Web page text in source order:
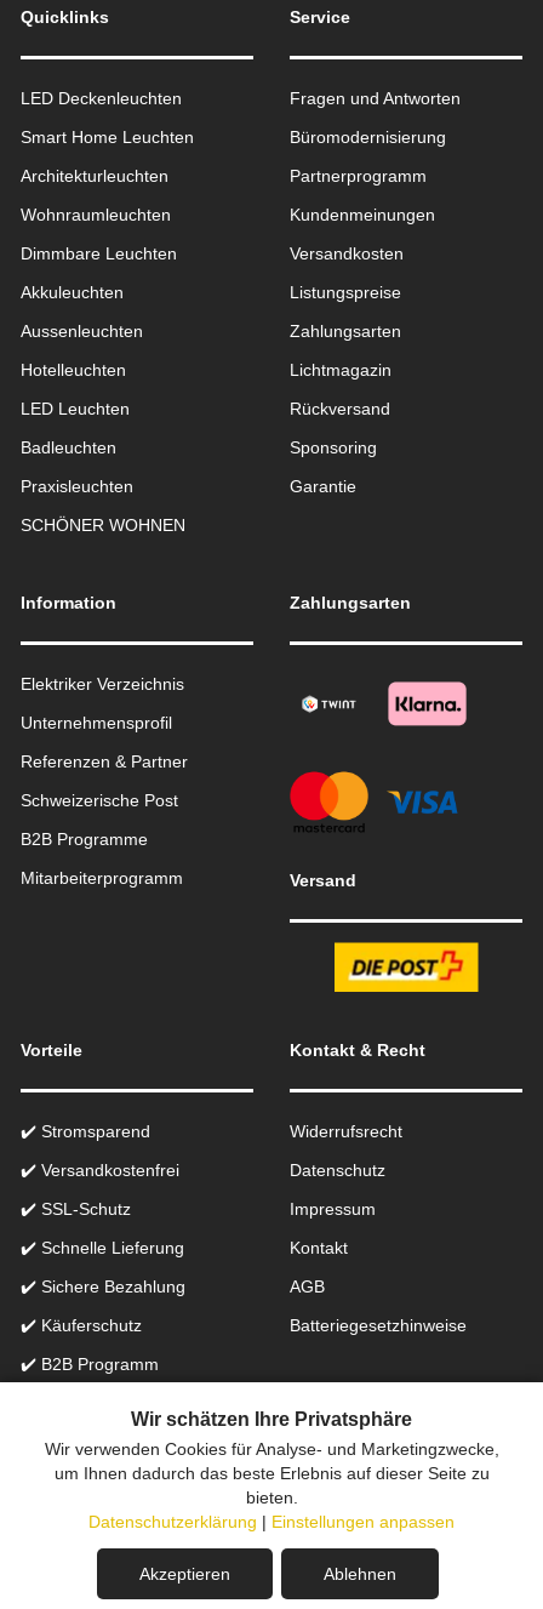
Neues Modell verfügbar:
LED Stehleuchte, Minimalistisch, 1 Spot, Verstellbar,
Quicklinks
LED Deckenleuchten
Smart Home Leuchten
Architekturleuchten
Wohnraum­leuchten
Dimmbare Leuchten
Akkuleuchten
Aussen­leuchten
Hotelleuchten
LED Leuchten
Badleuchten
Praxisleuchten
SCHÖNER WOHNEN
Service
Fragen und Antworten
Büromodernisierung
Partnerprogramm
Kundenmeinungen
Versandkosten
Listungspreise
Zahlungsarten
Lichtmagazin
Rückversand
Sponsoring
Garantie
Information
Elektriker Verzeichnis
Unternehmensprofil
Referenzen & Partner
Schweizerische Post
B2B Programme
Mitarbeiterprogramm
Zahlungsarten
Versand
Vorteile
✔️ Stromsparend
✔️ Versandkostenfrei
✔️ SSL-Schutz
✔️ Schnelle Lieferung
✔️ Sichere Bezahlung
✔️ Käuferschutz
✔️ B2B Programm
Kontakt & Recht
Widerrufsrecht
Datenschutz
Impressum
Kontakt
AGB
Batteriegesetzhinweise
Onlinefachhandel in der Schweiz für Beleuchtung seit 2012 |
Erstellt mit
peleides.io
Wir schätzen Ihre Privatsphäre
Wir verwenden Cookies für Analyse- und Marketingzwecke,
um Ihnen dadurch das beste Erlebnis auf dieser Seite zu
bieten.
Datenschutzerklärung | Einstellungen anpassen
Akzeptieren Ablehnen